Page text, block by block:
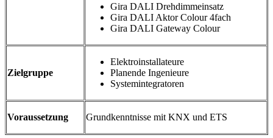
Gira DALI Drehdimmeinsatz
Gira DALI Aktor Colour 4fach
Gira DALI Gateway Colour
Zielgruppe
Elektroinstallateure
Planende Ingenieure
Systemintegratoren
Voraussetzung Grundkenntnisse mit KNX und ETS